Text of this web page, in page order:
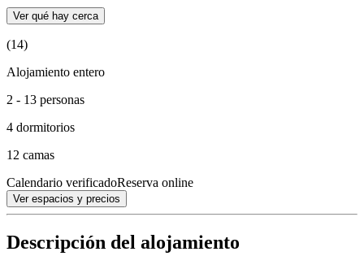
Ver qué hay cerca
(14)
Alojamiento entero
2 - 13 personas
4 dormitorios
12 camas
Calendario verificadoReserva online
Ver espacios y precios
Descripción del alojamiento